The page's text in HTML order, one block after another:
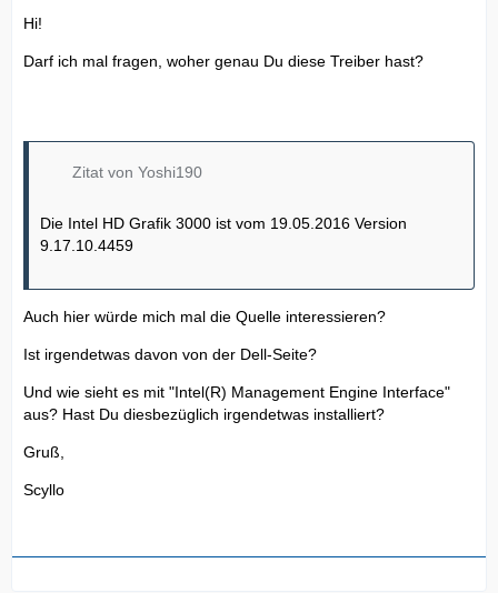
Hi!
Darf ich mal fragen, woher genau Du diese Treiber hast?
Zitat von Yoshi190
Die Intel HD Grafik 3000 ist vom 19.05.2016 Version
9.17.10.4459
Auch hier würde mich mal die Quelle interessieren?
Ist irgendetwas davon von der Dell-Seite?
Und wie sieht es mit "Intel(R) Management Engine Interface"
aus? Hast Du diesbezüglich irgendetwas installiert?
Gruß,
Scyllo